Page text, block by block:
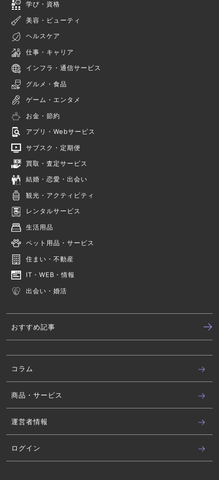
学び・資格
美容・ビューティ
ヘルスケア
仕事・キャリア
インフラ・通信サービス
グルメ・食品
ゲーム・エンタメ
お金・節約
アプリ・Webサービス
サブスク・定期便
買取・査定サービス
結婚・恋愛・出会い
観光・アクティビティ
レンタルサービス
生活用品
ペット用品・サービス
住まい・不動産
IT・WEB・情報
出会い・婚活
おすすめ記事
コラム
商品・サービス
運営者情報
ログイン